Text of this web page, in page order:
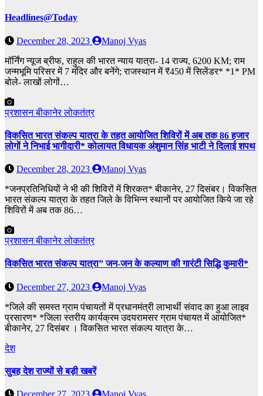
Headlines@Today
December 28, 2023
Manoj Vyas
मॉर्निंग न्यूज ब्रीफ, राहुल की भारत न्याय यात्रा- 14 राज्य, 6200 KM; राम
जन्मभूमि परिसर में 7 मंदिर और बनेंगे; राजस्थान में ₹450 में सिलेंडर* *1* PM
बोले- लाखों लोगों…
प्रशासनबीकानेरलोकतंत्र
विकसित भारत संकल्प यात्रा के तहत आयोजित शिविरों में अब तक 86 हजार
लोगों ने निभाई भागीदारी* कोलायत विधायक अंशुमान सिंह भाटी ने दिलाई शपथ
December 28, 2023
Manoj Vyas
*जनप्रतिनिधियों ने भी की शिविरों में शिरकत* बीकानेर, 27 दिसंबर। विकसित
भारत संकल्प यात्रा के तहत जिले के विभिन्न स्थानों पर आयोजित किये जा रहे
शिविरों में अब तक 86…
प्रशासनबीकानेरलोकतंत्र
विकसित भारत संकल्प यात्रा” जन-जन के कल्याण की गारंटी सिद्धि कुमारी*
December 27, 2023
Manoj Vyas
*जिले की समस्त ग्राम पंचायतों में प्रधानमंत्री लाभार्थी संवाद का हुआ लाइव
प्रसारण* *जिला स्तरीय कार्यक्रम उदयरामसर ग्राम पंचायत में आयोजित*
बीकानेर, 27 दिसंबर । विकसित भारत संकल्प यात्रा के…
देश
सुबह देश राज्यों से बड़ी खबरें